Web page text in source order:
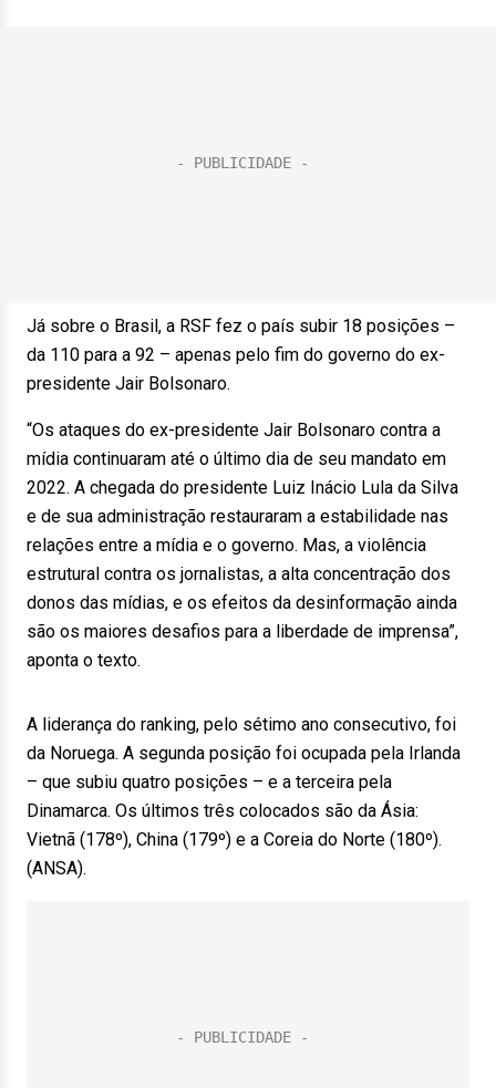
Já sobre o Brasil, a RSF fez o país subir 18 posições –
da 110 para a 92 – apenas pelo fim do governo do ex-
presidente Jair Bolsonaro.
“Os ataques do ex-presidente Jair Bolsonaro contra a
mídia continuaram até o último dia de seu mandato em
2022. A chegada do presidente Luiz Inácio Lula da Silva
e de sua administração restauraram a estabilidade nas
relações entre a mídia e o governo. Mas, a violência
estrutural contra os jornalistas, a alta concentração dos
donos das mídias, e os efeitos da desinformação ainda
são os maiores desafios para a liberdade de imprensa”,
aponta o texto.
A liderança do ranking, pelo sétimo ano consecutivo, foi
da Noruega. A segunda posição foi ocupada pela Irlanda
– que subiu quatro posições – e a terceira pela
Dinamarca. Os últimos três colocados são da Ásia:
Vietnã (178º), China (179º) e a Coreia do Norte (180º).
(ANSA).